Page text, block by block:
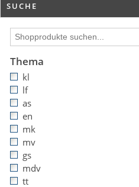
SUCHE
Thema
kl
lf
as
en
mk
mv
gs
mdv
tt